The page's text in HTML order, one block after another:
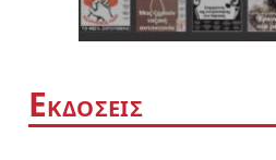
ΕΚΔΟΣΕΙΣ